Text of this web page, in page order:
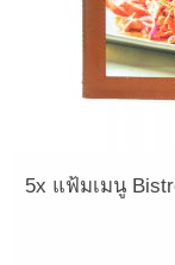
5x แฟ้มเมนู